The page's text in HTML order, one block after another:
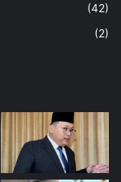
(42)
(2)